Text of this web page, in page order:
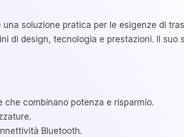
soluzione pratica per le esigenze di
di design, tecnologia e prestazioni. Il suo
combinano potenza e risparmio.
Bluetooth.